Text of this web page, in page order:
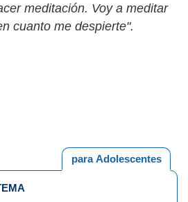
meditación. Voy a meditar
cuanto me despierte".
para Adolescentes